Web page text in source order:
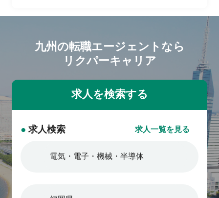
九州の転職エージェントなら
リクパーキャリア
● 求人検索 求人一覧を見る